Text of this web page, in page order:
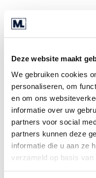
Deze website maakt
We gebruiken cookies
personaliseren, om
en om ons
informatie over uw
partners voor social
partners kunnen deze
informatie die u aan ze
verzameld op basis van
Marktlink: uw
Jaarlijks berekenen
ondernemers in uw
deMarktlink Multiple
regelmatig
onderhoud.
actuele
wij een grote
en verkopers.